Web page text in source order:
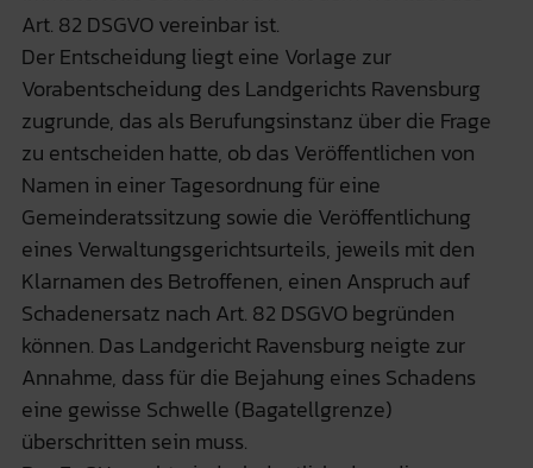
Art. 82 DSGVO vereinbar ist.
Der Entscheidung liegt eine Vorlage zur
Vorabentscheidung des Landgerichts Ravensburg
zugrunde, das als Berufungsinstanz über die Frage
zu entscheiden hatte, ob das Veröffentlichen von
Namen in einer Tagesordnung für eine
Gemeinderatssitzung sowie die Veröffentlichung
eines Verwaltungsgerichtsurteils, jeweils mit den
Klarnamen des Betroffenen, einen Anspruch auf
Schadenersatz nach Art. 82 DSGVO begründen
können. Das Landgericht Ravensburg neigte zur
Annahme, dass für die Bejahung eines Schadens
eine gewisse Schwelle (Bagatellgrenze)
überschritten sein muss.